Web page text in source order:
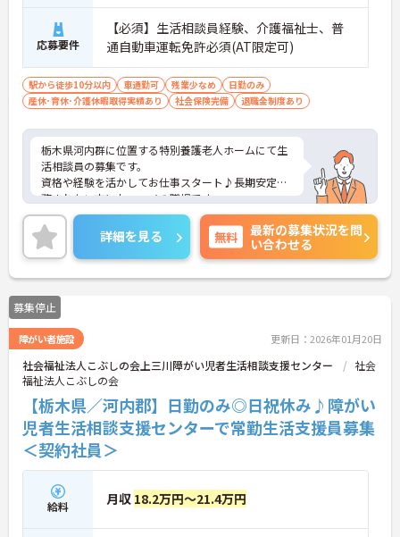
応募要件
【必須】生活相談員経験、介護福祉士、普
通自動車運転免許必須(AT限定可)
駅から徒歩10分以内 車通勤可 残業少なめ
日勤のみ
産休･育休･介護休暇取得実績あり
社会保険完備 退職金制度あり
栃木県河内群に位置する特別養護老人ホームにて生
活相談員の募集です。
資格や経験を活かしてお仕事スタート♪長期安定勤
務されたい方におススメの職場です。
ご興味ある方には、面接対策ポイントなど、さらに
詳細をお話しいたしますのでお気軽にご相談くださ
い！
詳細を見る 無料
最新の募集状況を問
い合わせる
募集停止
障がい者施設 更新日：2026年01月20日
社会福祉法人こぶしの会上三川障がい児者生活相談支援センター
社会
福祉法人こぶしの会
【栃木県／河内郡】日勤のみ◎日祝休み♪障がい
児者生活相談支援センターで常勤生活支援員募集
＜契約社員＞
給料 月収 18.2万円～21.4万円